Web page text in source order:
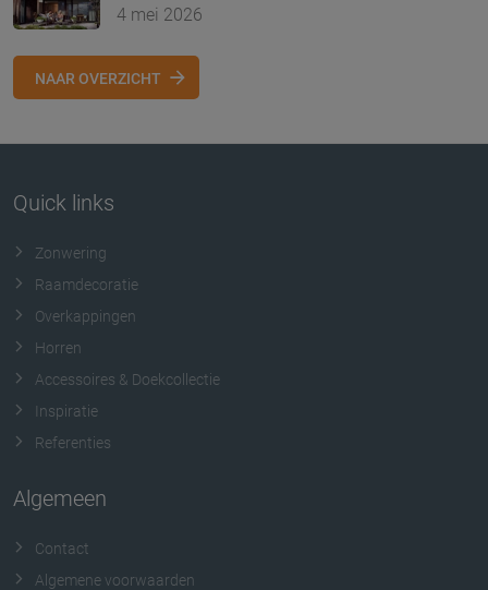
4 mei 2026
NAAR OVERZICHT
Quick links
Zonwering
Raamdecoratie
Overkappingen
Horren
Accessoires & Doekcollectie
Inspiratie
Referenties
Algemeen
Contact
Algemene voorwaarden